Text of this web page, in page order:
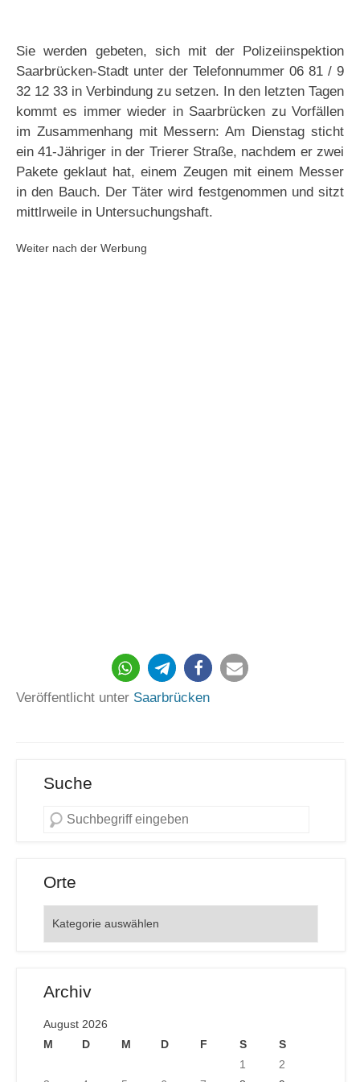
Sie werden gebeten, sich mit der Polizeiinspektion
Saarbrücken-Stadt unter der Telefonnummer 06 81 / 9
32 12 33 in Verbindung zu setzen. In den letzten Tagen
kommt es immer wieder in Saarbrücken zu Vorfällen
im Zusammenhang mit Messern: Am Dienstag sticht
ein 41-Jähriger in der Trierer Straße, nachdem er zwei
Pakete geklaut hat, einem Zeugen mit einem Messer
in den Bauch. Der Täter wird festgenommen und sitzt
mittlrweile in Untersuchungshaft.
Weiter nach der Werbung
207
Veröffentlicht unter Saarbrücken
Suche
Orte
Archiv
August 2026
M
D M D F S
S
1
2